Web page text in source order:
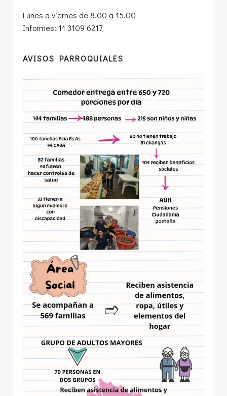
Lúnes a viernes de 8.00 a 15.00
Informes: 11 3109 6217
AVISOS PARROQUIALES